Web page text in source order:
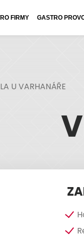
FIRMY GASTRO
U VARHANÁŘE